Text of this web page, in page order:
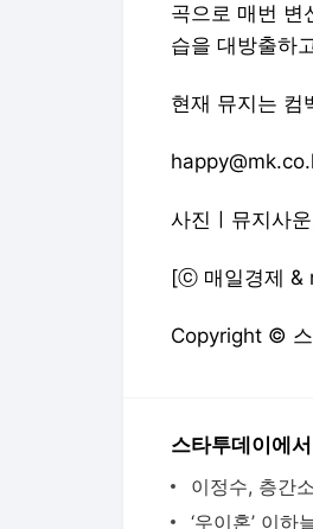
곡으로 매번 변
습을 대방출하
현재 뮤지는 컴
사진ㅣ뮤지사
[ⓒ 매일경제 &
Copyright © 스
스타투데이에